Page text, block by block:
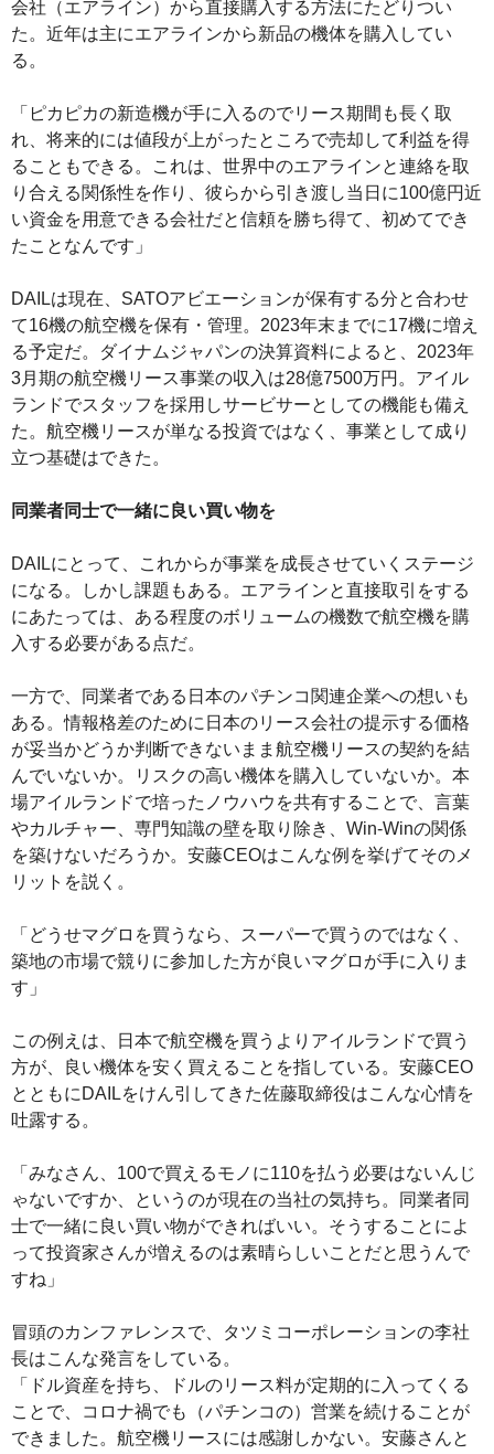
会社（エアライン）から直接購入する方法にたどりつい
た。近年は主にエアラインから新品の機体を購入してい
る。
「ピカピカの新造機が手に入るのでリース期間も長く取
れ、将来的には値段が上がったところで売却して利益を得
ることもできる。これは、世界中のエアラインと連絡を取
り合える関係性を作り、彼らから引き渡し当日に100億円近
い資金を用意できる会社だと信頼を勝ち得て、初めてでき
たことなんです」
DAILは現在、SATOアビエーションが保有する分と合わせ
て16機の航空機を保有・管理。2023年末までに17機に増え
る予定だ。ダイナムジャパンの決算資料によると、2023年
3月期の航空機リース事業の収入は28億7500万円。アイル
ランドでスタッフを採用しサービサーとしての機能も備え
た。航空機リースが単なる投資ではなく、事業として成り
立つ基礎はできた。
同業者同士で一緒に良い買い物を
DAILにとって、これからが事業を成長させていくステージ
になる。しかし課題もある。エアラインと直接取引をする
にあたっては、ある程度のボリュームの機数で航空機を購
入する必要がある点だ。
一方で、同業者である日本のパチンコ関連企業への想いも
ある。情報格差のために日本のリース会社の提示する価格
が妥当かどうか判断できないまま航空機リースの契約を結
んでいないか。リスクの高い機体を購入していないか。本
場アイルランドで培ったノウハウを共有することで、言葉
やカルチャー、専門知識の壁を取り除き、Win‐Winの関係
を築けないだろうか。安藤CEOはこんな例を挙げてそのメ
リットを説く。
「どうせマグロを買うなら、スーパーで買うのではなく、
築地の市場で競りに参加した方が良いマグロが手に入りま
す」
この例えは、日本で航空機を買うよりアイルランドで買う
方が、良い機体を安く買えることを指している。安藤CEO
とともにDAILをけん引してきた佐藤取締役はこんな心情を
吐露する。
「みなさん、100で買えるモノに110を払う必要はないんじ
ゃないですか、というのが現在の当社の気持ち。同業者同
士で一緒に良い買い物ができればいい。そうすることによ
って投資家さんが増えるのは素晴らしいことだと思うんで
すね」
冒頭のカンファレンスで、タツミコーポレーションの李社
長はこんな発言をしている。
「ドル資産を持ち、ドルのリース料が定期的に入ってくる
ことで、コロナ禍でも（パチンコの）営業を続けることが
できました。航空機リースには感謝しかない。安藤さんと